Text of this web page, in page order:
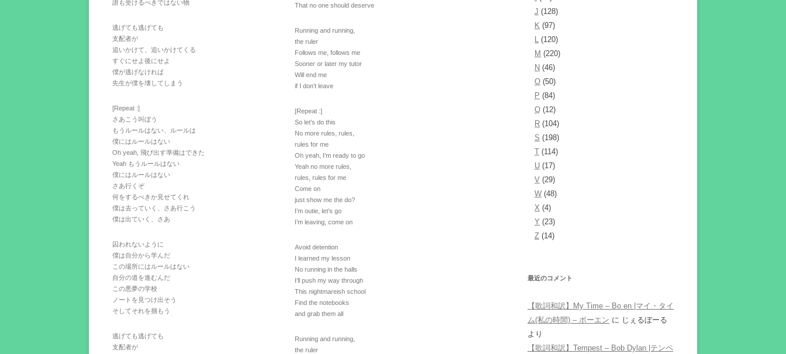
誰も受けるべきではない物
逃げても逃げても
支配者が
追いかけて、追いかけてくる
すぐにせよ後にせよ
僕が逃げなければ
先生が僕を壊してしまう
[Repeat :]
さあこう叫ぼう
もうルールはない、ルールは
僕にはルールはない
Oh yeah, 飛び出す準備はできた
Yeah もうルールはない
僕にはルールはない
さあ行くぞ
何をするべきか見せてくれ
僕は去っていく、さあ行こう
僕は出ていく、さあ
囚われないように
僕は自分から学んだ
この場所にはルールはない
自分の道を進むんだ
この悪夢の学校
ノートを見つけ出そう
そしてそれを掴もう
逃げても逃げても
支配者が
That no one should deserve
Running and running,
the ruler
Follows me, follows me
Sooner or later my tutor
Will end me
if I don’t leave
[Repeat :]
So let’s do this
No more rules, rules,
rules for me
Oh yeah, I’m ready to go
Yeah no more rules,
rules, rules for me
Come on
just show me the do?
I’m outie, let’s go
I’m leaving, come on
Avoid detention
I learned my lesson
No running in the halls
I’ll push my way through
This nightmareish school
Find the notebooks
and grab them all
Running and running,
the ruler
J (128)
K (97)
L (120)
M (220)
N (46)
O (50)
P (84)
Q (12)
R (104)
S (198)
T (114)
U (17)
V (29)
W (48)
X (4)
Y (23)
Z (14)
最近のコメント
【歌詞和訳】My Time – Bo en |マイ・タイ
ム(私の時間) – ボーエン に じぇるぼーる
より
【歌詞和訳】Tempest – Bob Dylan |テンペ